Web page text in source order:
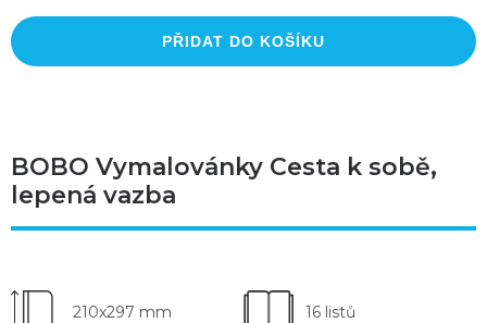
PŘIDAT DO KOŠÍKU
BOBO Vymalovánky Cesta k sobě,
lepená vazba
210x297 mm 16 listů